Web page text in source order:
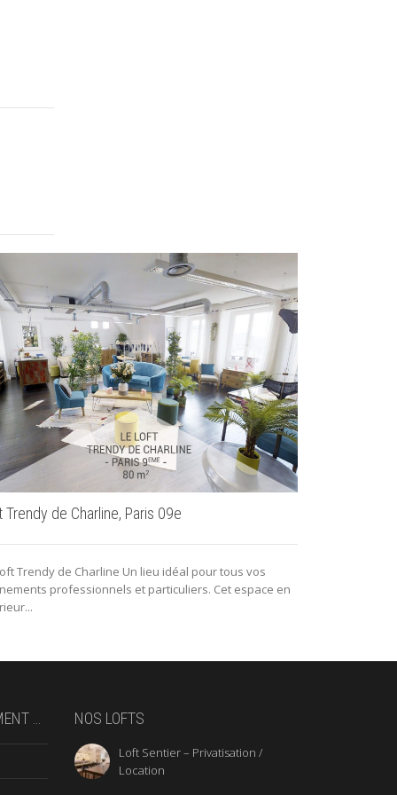
Trendy de Charline, Paris 09e
Trendy de Charline Un lieu idéal pour tous vos
professionnels et particuliers. Cet espace en
… NOS LOFTS
Loft Sentier – Privatisation /
Location